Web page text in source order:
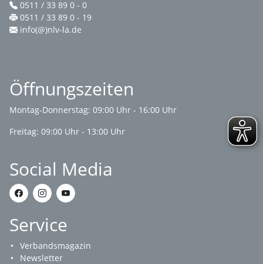
0511 / 33 89 0 - 0
0511 / 33 89 0 - 19
info(@)nlv-la.de
Öffnungszeiten
Montag-Donnerstag: 09:00 Uhr - 16:00 Uhr
Freitag: 09:00 Uhr - 13:00 Uhr
Social Media
Service
Verbandsmagazin
Newsletter